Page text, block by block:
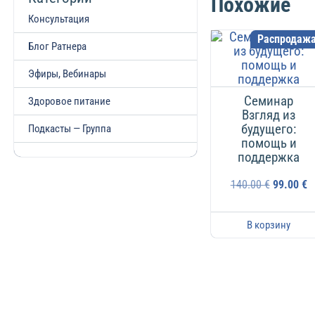
Консультация
Блог Ратнера
Эфиры, Вебинары
Здоровое питание
Подкасты — Группа
Семинар
Взгляд из
будущего:
помощь и
поддержка
140.00€ 99.00 €
В корзину